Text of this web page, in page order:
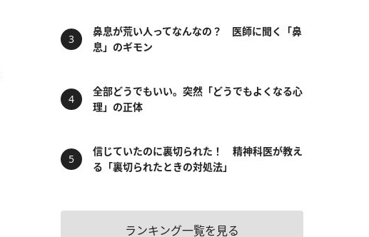
鼻息が荒い人ってなんなの？ 医師に聞く「鼻
息」のギモン
全部どうでもいい。突然「どうでもよくなる心
理」の正体
信じていたのに裏切られた！ 精神科医が教え
る「裏切られたときの対処法」
ランキング一覧を見る